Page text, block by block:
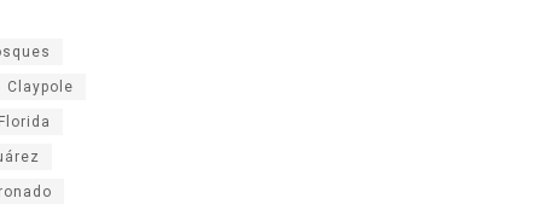
Claypole
Florida